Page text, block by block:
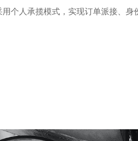
个人承揽模式，实现订单派接、身